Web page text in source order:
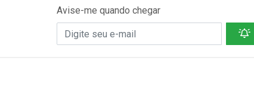
Avise-me quando chegar